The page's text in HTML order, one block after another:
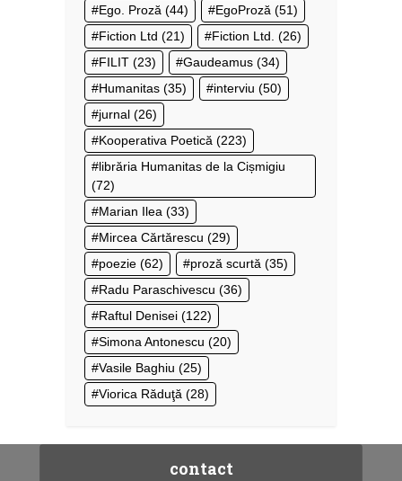
Ego. Proză (44) EgoProză (51)
Fiction Ltd (21) Fiction Ltd. (26)
FILIT (23) Gaudeamus (34)
Humanitas (35) interviu (50)
jurnal (26)
Kooperativa Poetică (223)
librăria Humanitas de la Cișmigiu
(72)
Marian Ilea (33)
Mircea Cărtărescu (29)
poezie (62) proză scurtă (35)
Radu Paraschivescu (36)
Raftul Denisei (122)
Simona Antonescu (20)
Vasile Baghiu (25)
Viorica Răduţă (28)
contact